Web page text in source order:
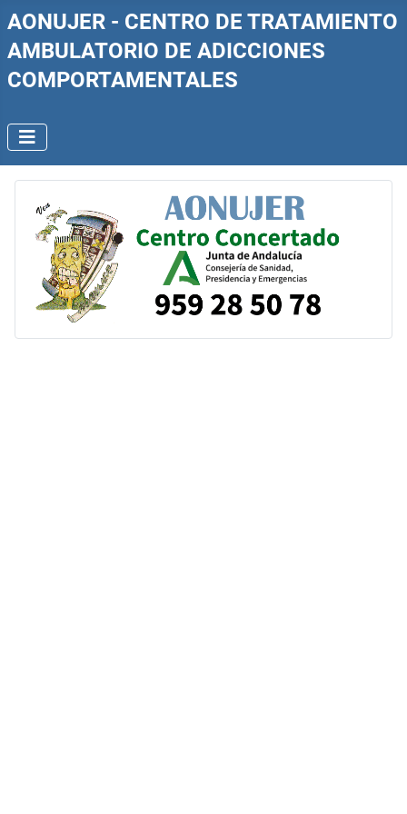
AONUJER - CENTRO DE TRATAMIENTO
AMBULATORIO DE ADICCIONES
COMPORTAMENTALES